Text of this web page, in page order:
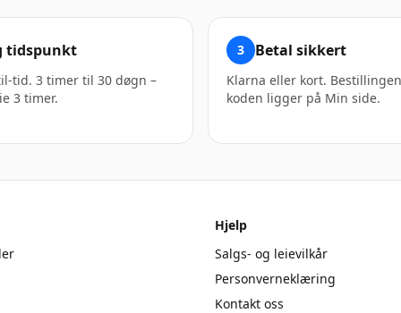
tidspunkt
tid. 3 timer til 30 døgn –
3 timer.
3 Betal sikkert
Klarna eller kort.
koden ligger på Min side.
Hjelp
Salgs- og leievilkår
Personverneklæring
Kontakt oss